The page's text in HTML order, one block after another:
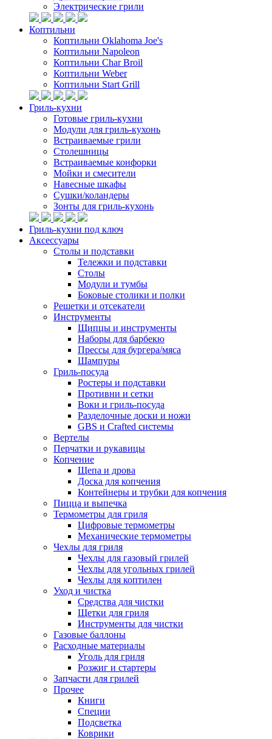
Электрические грили
Коптильни
Коптильни Oklahoma Joe's
Коптильни Napoleon
Коптильни Char Broil
Коптильни Weber
Коптильни Start Grill
Гриль-кухни
Готовые гриль-кухни
Модули для гриль-кухонь
Встраиваемые грили
Столешницы
Встраиваемые конфорки
Мойки и смесители
Навесные шкафы
Сушки/коландеры
Зонты для гриль-кухонь
Гриль-кухни под ключ
Аксессуары
Столы и подставки
Тележки и подставки
Столы
Модули и тумбы
Боковые столики и полки
Решетки и отсекатели
Инструменты
Щипцы и инструменты
Наборы для барбекю
Прессы для бургера/мяса
Шампуры
Гриль-посуда
Ростеры и подставки
Противни и сетки
Воки и гриль-посуда
Разделочные доски и ножи
GBS и Crafted системы
Вертелы
Перчатки и рукавицы
Копчение
Щепа и дрова
Доска для копчения
Контейнеры и трубки для копчения
Пицца и выпечка
Термометры для гриля
Цифровые термометры
Механические термометры
Чехлы для гриля
Чехлы для газовый грилей
Чехлы для угольных грилей
Чехлы для коптилен
Уход и чистка
Средства для чистки
Щетки для гриля
Инструменты для чистки
Газовые баллоны
Расходные материалы
Уголь для гриля
Розжиг и стартеры
Запчасти для грилей
Прочее
Книги
Специи
Подсветка
Коврики